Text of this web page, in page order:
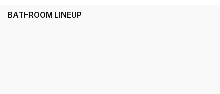
BATHROOM LINEUP